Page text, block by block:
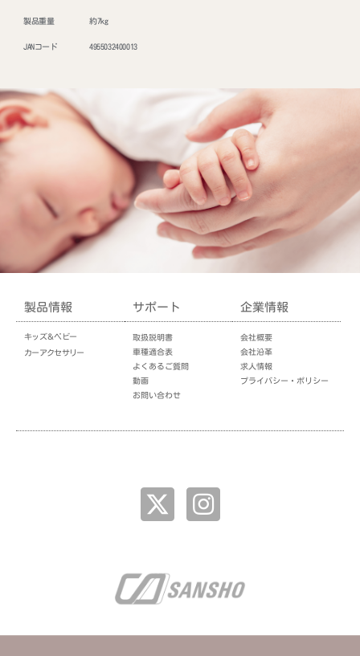
製品重量 約7kg
JANコード 4955032400013
製品情報
キッズ＆ベビー
カーアクセサリー
サポート
取扱説明書
車種適合表
よくあるご質問
動画
お問い合わせ
企業情報
会社概要
会社沿革
求人情報
プライバシー・ポリシー